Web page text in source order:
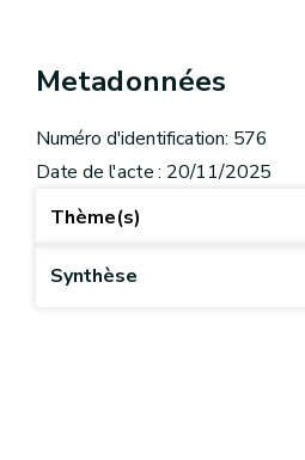
Metadonnées
Numéro d'identification: 576
Date de l'acte : 20/11/2025
Thème(s)
Synthèse